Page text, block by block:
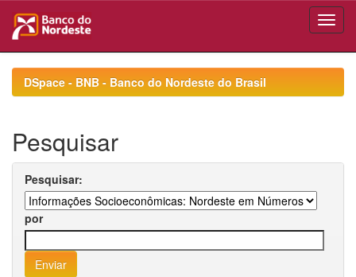
navigationDSpace - BNB - Banco do Nordeste do Brasil
Pesquisar
Pesquisar:
por